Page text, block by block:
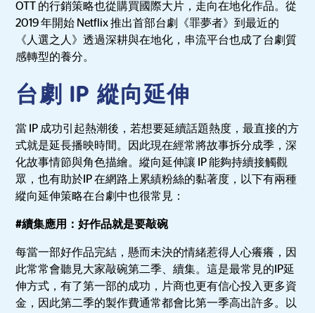
OTT 的行銷策略也從購買國際大片，走向在地化作品。從
2019 年開始 Netflix 推出首部台劇《罪夢者》到最近的
《人選之人》透過深耕與在地化，串流平台也成了台劇質
感轉型的養分。
台劇 IP 縱向延伸
當 IP 成功引起熱潮後，若想要延續話題熱度，最直接的方
式就是延長播映時間。因此現在經常將故事拆分成季，深
化故事情節與角色描繪。縱向延伸讓 IP 能夠持續接觸觀
眾，也有助於IP 在網路上累績粉絲的黏著度，以下有兩種
縱向延伸策略在台劇中也很常見：
#續集應用：好作品就是要敲碗
每當一部好作品完結，懸而未決的情緒惹得人心癢癢，因
此常常會聽見大家敲碗第二季、續集。這是最常見的IP延
伸方式，有了第一部的成功，片商也更有信心投入更多資
金，因此第二季的製作費通常都會比第一季高出許多。以